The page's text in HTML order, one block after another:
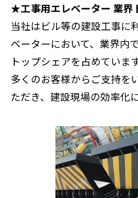
★工事用エレベーター 業界
当社はビル等の建設工事に
ベーターにおいて、業界内
トップシェアを占めていま
多くのお客様からご支持を
ただき、建設現場の効率化